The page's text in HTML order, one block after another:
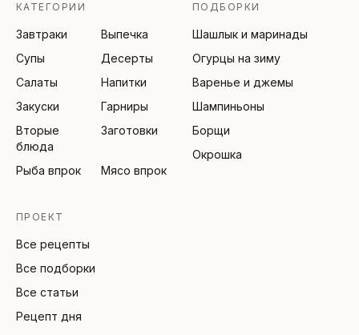
КАТЕГОРИИ
Завтраки
Выпечка
Супы
Десерты
Салаты
Напитки
Закуски
Гарниры
Вторые
блюда
Заготовки
Рыба впрок Мясо впрок
ПОДБОРКИ
Шашлык и маринады
Огурцы на зиму
Варенье и джемы
Шампиньоны
Борщи
Окрошка
ПРОЕКТ
Все рецепты
Все подборки
Все статьи
Рецепт дня